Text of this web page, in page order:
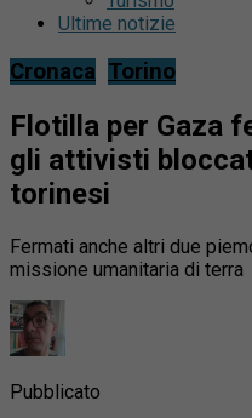
Ultime notizie
Cronaca Torino
Flotilla per Gaza
gli attivisti
torinesi
Fermati anche altri due
missione umanitaria di terra
Pubblicato